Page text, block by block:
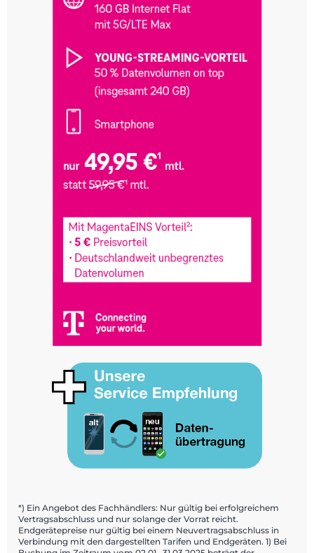
*) Ein Angebot des Fachhändlers: Nur gültig bei erfolgreichem
Vertragsabschluss und nur solange der Vorrat reicht.
Endgerätepreise nur gültig bei einem Neuvertragsabschluss in
Verbindung mit den dargestellten Tarifen und Endgeräten. 1) Bei